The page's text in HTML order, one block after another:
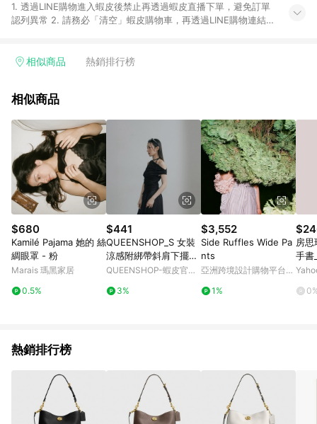
1. 透過LINE購物進入蝦皮後禁止再透過蝦皮直播下單，避免訂單
認列異常 2. 請務必「清空」蝦皮購物車，再透過LINE購物連結至
交易後，想下第二張訂單，請重新從LINE購物連結至蝦皮商店進
Android手機、汽機車、一歲以下嬰兒配方奶粉、醫療器材：回饋
皮直營_餐券&禮券館、康菲COMFIZ、Finetech釩泰醫用口罩、
CHENYU辰昱立體醫療口罩、HAOFA立體口罩、BenQ 明基 健
康生活不予回饋。 6. 蝦皮商城之訂單適用於部分點數紅包，規範
請依該紅包頁說明為主。 7. 點數回饋將依照蝦皮提供扣除折價
券、運費與蝦幣後之最終金額進行計算。 8. 同一商品品項(即便
不同尺寸規格)，皆會計入同一筆返點上限進行計算 9. 用戶需於
同一瀏覽器進行交易（若自動跳轉 APP，請在 APP交易）。 10.
若使用不同物流或付款方式，將拆分成不同筆訂單編號發送通
知。 11. 若使用折價券折抵，可能會有攤提折抵導致訂單金額些微
落差 12. 蝦皮會將LINE的導購跳轉紀錄與蝦皮的會員ID進行綁
定，若後續七天內未透過其他媒體來源導入蝦皮官網，則七天內
於該蝦皮帳號下訂的首筆訂單會被蝦皮認列為該LINE用戶導購跳
轉時所成立之訂單。 13. 若同一用戶使用一個以上蝦皮帳號透過
易，或經由蝦皮系統判斷點擊路徑不符合回饋資格或規則者。 15.
若有贈點爭議，請務必於訂單日期+60天以內進行洽詢確認；超
過60天(含)以上進行申訴，恕無法贈點回饋。需檢附蝦皮訂單完
成、LINE購物訂單記錄，如於LINE購物訂單紀錄已呈現：「非本
次前往蝦皮商店之品項，不符合回饋資格」，則不受理此案件。
[注意事項] 1.如導購途中用戶由網頁版(電腦版/手機版網頁)切換
相似商品 熱銷排行榜
相似商品
$680
Kamilé Pajama 她的 絲
綢眼罩 - 粉
Marais 瑪黑家居
0.5%
$441
QUEENSHOP_S 女裝
涼感附綁帶斜肩下擺不
規則上衣-黑 現+預
QUEENSHOP-蝦皮官方
3%
$3,552
Side Ruffles Wide Pa
nts
亞洲跨境設計購物平台
1%
房
手書
熱銷排行榜